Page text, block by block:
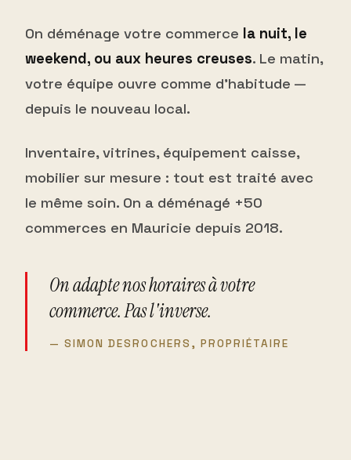
On déménage votre commerce la nuit, le
weekend, ou aux heures creuses. Le matin,
votre équipe ouvre comme d'habitude —
depuis le nouveau local.
Inventaire, vitrines, équipement caisse,
mobilier sur mesure : tout est traité avec
le même soin. On a déménagé +50
commerces en Mauricie depuis 2018.
On adapte nos horaires à votre
commerce. Pas l'inverse.
— SIMON DESROCHERS, PROPRIÉTAIRE